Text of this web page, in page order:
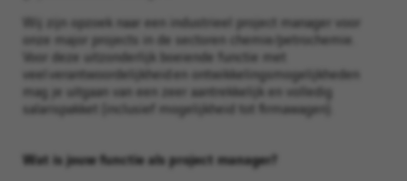
Wij zijn opzoek naar een industrieel project manager voor
onze major projects in de sectoren chemie/petrochemie.
Voor deze uitzonderlijk boeiende functie met
veel verantwoordelijkheid en ontwikkelingsmogelijkheden
mag je uitgaan van een zeer aantrekkelijk en volledig
salarispakket (inclusief mogelijkheid tot firmawagen).
Wat is jouw functie als project manager?